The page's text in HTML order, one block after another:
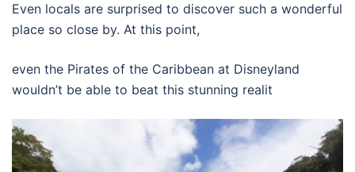
Even locals are surprised to discover such a wonderful
place so close by. At this point,
even the Pirates of the Caribbean at Disneyland
wouldn’t be able to beat this stunning realit